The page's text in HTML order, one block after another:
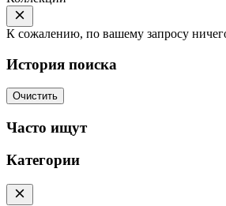
К сожалению, по вашему запросу
История поиска
Очистить
Часто ищут
Категории